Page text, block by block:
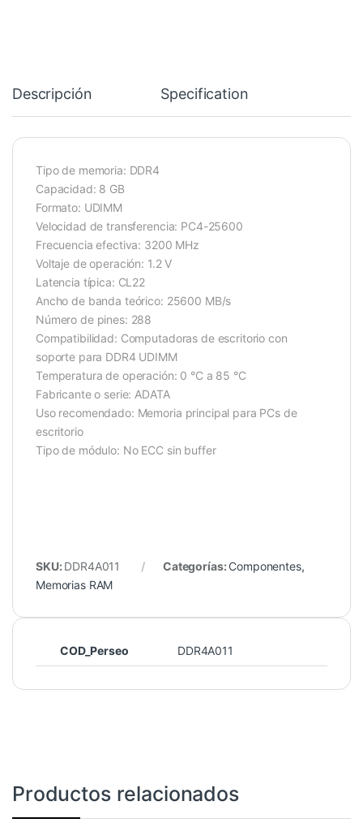
Descripción Specification
Tipo de memoria: DDR4
Capacidad: 8 GB
Formato: UDIMM
Velocidad de transferencia: PC4-25600
Frecuencia efectiva: 3200 MHz
Voltaje de operación: 1.2 V
Latencia típica: CL22
Ancho de banda teórico: 25600 MB/s
Número de pines: 288
Compatibilidad: Computadoras de escritorio con
soporte para DDR4 UDIMM
Temperatura de operación: 0 °C a 85 °C
Fabricante o serie: ADATA
Uso recomendado: Memoria principal para PCs de
escritorio
Tipo de módulo: No ECC sin buffer
SKU: DDR4A011 Categorías: Componentes,
Memorias RAM
COD_Perseo DDR4A011
Productos relacionados